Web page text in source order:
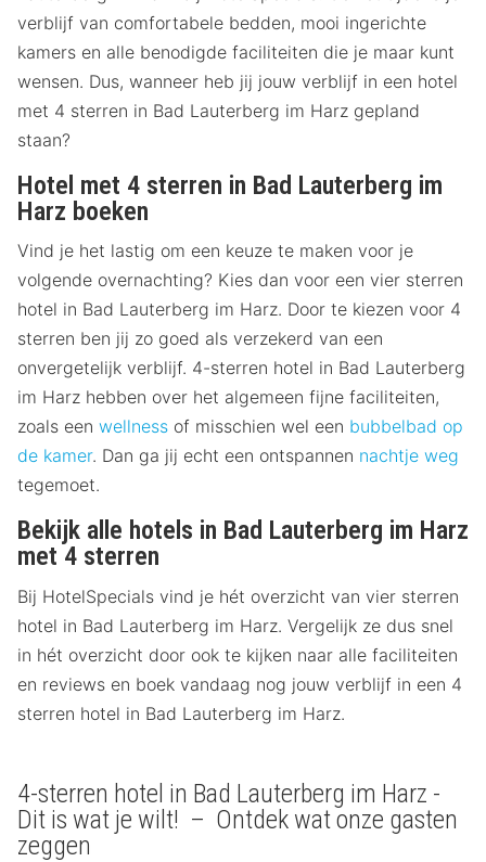
verblijf van comfortabele bedden, mooi ingerichte
kamers en alle benodigde faciliteiten die je maar kunt
wensen. Dus, wanneer heb jij jouw verblijf in een hotel
met 4 sterren in Bad Lauterberg im Harz gepland
staan?
Hotel met 4 sterren in Bad Lauterberg im
Harz boeken
Vind je het lastig om een keuze te maken voor je
volgende overnachting? Kies dan voor een vier sterren
hotel in Bad Lauterberg im Harz. Door te kiezen voor 4
sterren ben jij zo goed als verzekerd van een
onvergetelijk verblijf. 4-sterren hotel in Bad Lauterberg
im Harz hebben over het algemeen fijne faciliteiten,
zoals een wellness of misschien wel een bubbelbad op
de kamer. Dan ga jij echt een ontspannen nachtje weg
tegemoet.
Bekijk alle hotels in Bad Lauterberg im Harz
met 4 sterren
Bij HotelSpecials vind je hét overzicht van vier sterren
hotel in Bad Lauterberg im Harz. Vergelijk ze dus snel
in hét overzicht door ook te kijken naar alle faciliteiten
en reviews en boek vandaag nog jouw verblijf in een 4
sterren hotel in Bad Lauterberg im Harz.
4-sterren hotel in Bad Lauterberg im Harz -
Dit is wat je wilt! – Ontdek wat onze gasten
zeggen